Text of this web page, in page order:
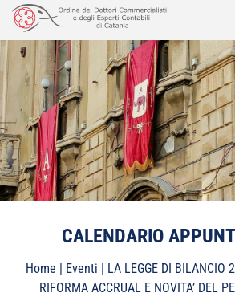
Vai
contenuto
CALENDARIO
Home | Eventi | LA LEGGE DI BILANCIO
RIFORMA ACCRUAL E NOVITA’ DEL